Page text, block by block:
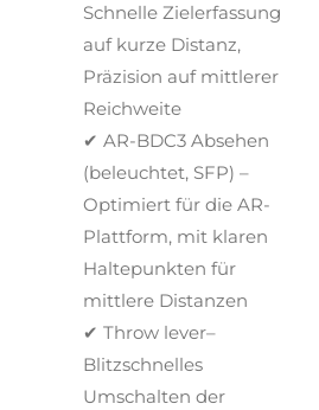
Schnelle Zielerfassung
auf kurze Distanz,
Präzision auf mittlerer
Reichweite
✔ AR-BDC3 Absehen
(beleuchtet, SFP) –
Optimiert für die AR-
Plattform, mit klaren
Haltepunkten für
mittlere Distanzen
✔ Throw lever–
Blitzschnelles
Umschalten der